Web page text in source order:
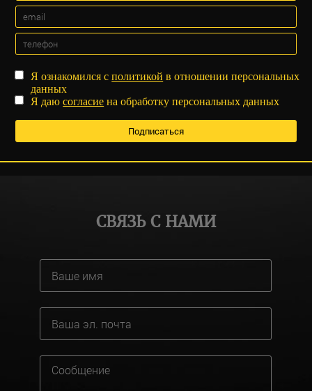
Я ознакомился сполитикой в отношении персональных
данных
Я даюсогласие на обработку персональных данных
СВЯЗЬ С НАМИ